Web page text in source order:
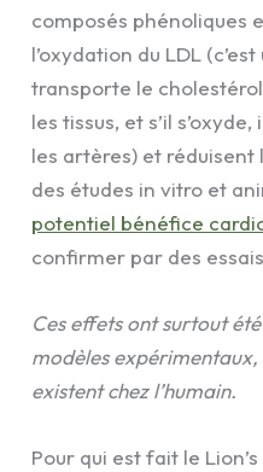
composés phénoliques
l’oxydation du LDL
transporte le
les tissus, et s’il
les artères) et
des études in vitro et
potentiel bénéfice
confirmer par des
Ces effets ont surtout
modèles
existent chez l’humain.
Pour qui est fait le